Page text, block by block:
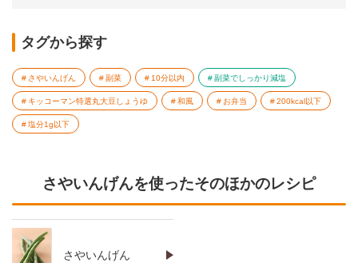
タグから探す
さやいんげん 副菜 10分以内 副菜でしっかり減塩
キッコーマン特選丸大豆しょうゆ 和風 お弁当 200kcal以下
塩分1g以下
さやいんげんを使ったそのほかのレシピ
さやいんげん